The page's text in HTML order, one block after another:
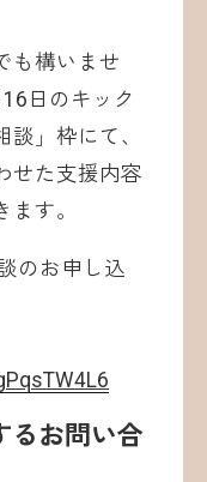
も構いませ
日のキック
」枠にて、
せた支援内容
す。
のお申し込
るお問い合